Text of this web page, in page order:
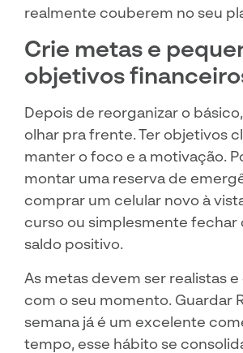
realmente couberem no seu
Crie metas e
objetivos
Depois de reorganizar o
olhar pra frente. Ter objetivos
manter o foco e a motivação.
montar uma reserva de
comprar um celular novo à
curso ou simplesmente fechar
saldo positivo.
As metas devem ser realistas
com o seu momento. Guardar
semana já é um excelente
tempo, esse hábito se